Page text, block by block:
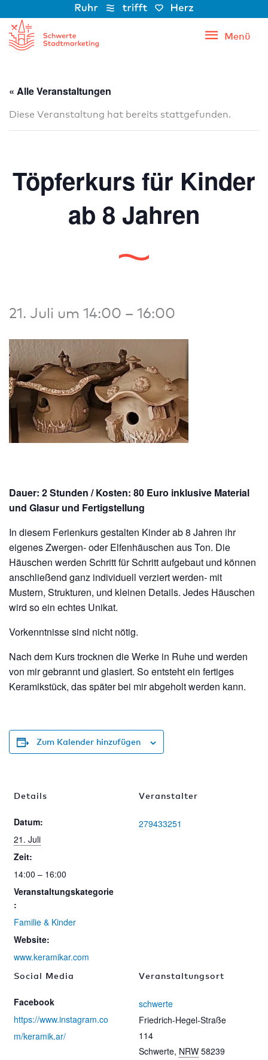
Inhalt
springen
Menü
Menü
« Alle Veranstaltungen
Diese Veranstaltung hat bereits stattgefunden.
Töpferkurs für Kinder
ab 8 Jahren
21. Juli um 14:00 – 16:00
Dauer: 2 Stunden / Kosten: 80 Euro inklusive Material
und Glasur und Fertigstellung
In diesem Ferienkurs gestalten Kinder ab 8 Jahren ihr
eigenes Zwergen- oder Elfenhäuschen aus Ton. Die
Häuschen werden Schritt für Schritt aufgebaut und können
anschließend ganz individuell verziert werden- mit
Mustern, Strukturen, und kleinen Details. Jedes Häuschen
wird so ein echtes Unikat.
Vorkenntnisse sind nicht nötig.
Nach dem Kurs trocknen die Werke in Ruhe und werden
von mir gebrannt und glasiert. So entsteht ein fertiges
Keramikstück, das später bei mir abgeholt werden kann.
Zum Kalender hinzufügen
Details
Datum:
21. Juli
Zeit:
14:00 – 16:00
Veranstaltungskategorie
:
Familie & Kinder
Website:
www.keramikar.com
Veranstaltungsort
schwerte
Friedrich-Hegel-Straße
114
Schwerte, NRW 58239
Veranstalter
279433251
Social Media
Facebook
https://www.instagram.co
m/keramik.ar/